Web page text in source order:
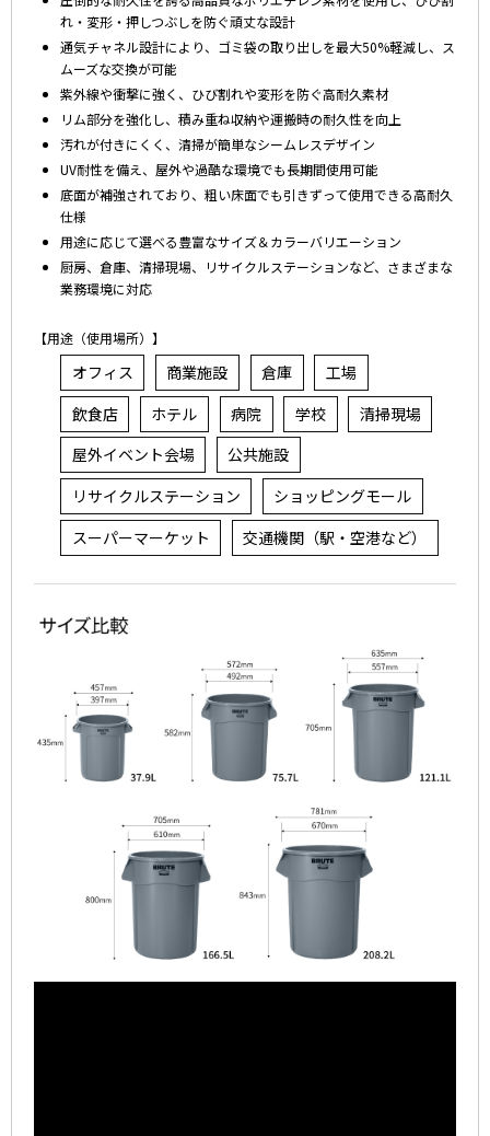
れ・変形・押しつぶしを防ぐ頑丈な設計
通気チャネル設計により、ゴミ袋の取り出しを最大50%軽減し、ス
ムーズな交換が可能
紫外線や衝撃に強く、ひび割れや変形を防ぐ高耐久素材
リム部分を強化し、積み重ね収納や運搬時の耐久性を向上
汚れが付きにくく、清掃が簡単なシームレスデザイン
UV耐性を備え、屋外や過酷な環境でも長期間使用可能
底面が補強されており、粗い床面でも引きずって使用できる高耐久
仕様
用途に応じて選べる豊富なサイズ＆カラーバリエーション
厨房、倉庫、清掃現場、リサイクルステーションなど、さまざまな
業務環境に対応
【用途（使用場所）】
オフィス 商業施設 倉庫
工場
飲食店
ホテル 病院 学校
清掃現場
屋外イベント会場
公共施設
リサイクルステーション
ショッピングモール
スーパーマーケット
交通機関（駅・空港など）